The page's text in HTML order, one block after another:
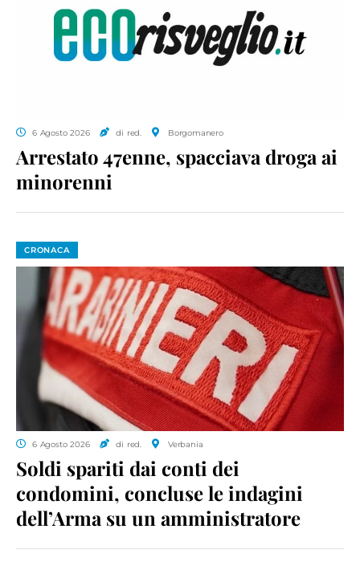
6 Agosto 2026 di red. Borgomanero
Arrestato 47enne, spacciava droga ai
minorenni
CRONACA
6 Agosto 2026 di red. Verbania
Soldi spariti dai conti dei
condomini, concluse le indagini
dell’Arma su un amministratore